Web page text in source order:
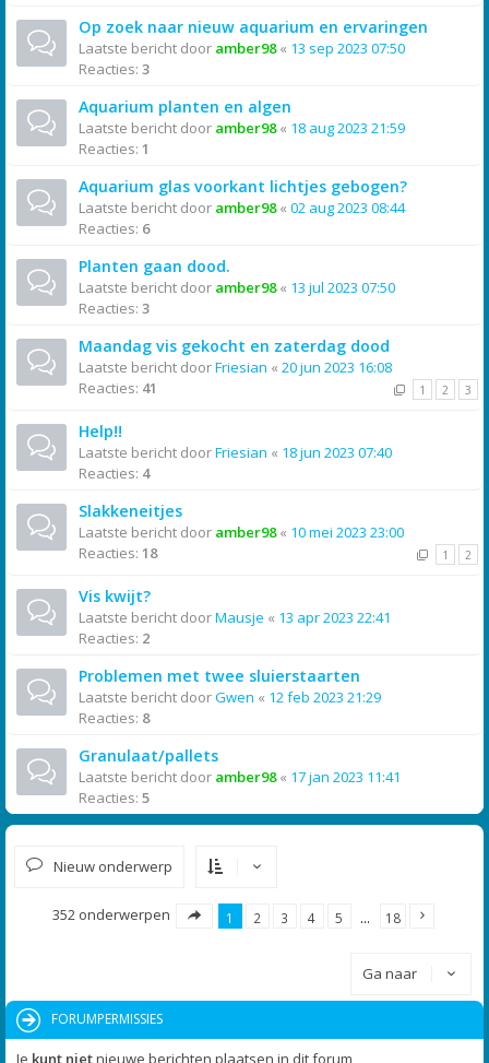
Op zoek naar nieuw aquarium en ervaringen
Laatste bericht door amber98« 13 sep 2023 07:50
Reacties: 3
Aquarium planten en algen
Laatste bericht door amber98« 18 aug 2023 21:59
Reacties: 1
Aquarium glas voorkant lichtjes gebogen?
Laatste bericht door amber98« 02 aug 2023 08:44
Reacties: 6
Planten gaan dood.
Laatste bericht door amber98« 13 jul 2023 07:50
Reacties: 3
Maandag vis gekocht en zaterdag dood
Laatste bericht doorFriesian « 20 jun 2023 16:08
Reacties: 41 1 2 3
Help!!
Laatste bericht doorFriesian « 18 jun 2023 07:40
Reacties: 4
Slakkeneitjes
Laatste bericht door amber98« 10 mei 2023 23:00
Reacties: 18 1 2
Vis kwijt?
Laatste bericht doorMausje « 13 apr 2023 22:41
Reacties: 2
Problemen met twee sluierstaarten
Laatste bericht doorGwen « 12 feb 2023 21:29
Reacties: 8
Granulaat/pallets
Laatste bericht door amber98« 17 jan 2023 11:41
Reacties: 5
Nieuw onderwerp
352 onderwerpen 1 2 3 4 5 … 18
Ga naar
FORUMPERMISSIES
Je kunt nietnieuwe berichten plaatsen in dit forum